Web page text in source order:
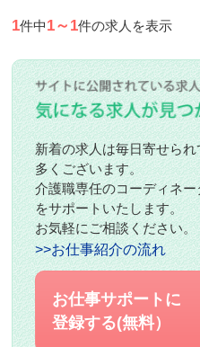
1件中1～1件の求人を表示
新着の求人は毎日寄せら
多くございます。
介護職専任のコーディネ
をサポートいたします。
お気軽にご相談ください。
>>お仕事紹介の流れ
お仕事サポートに
登録する(無料）